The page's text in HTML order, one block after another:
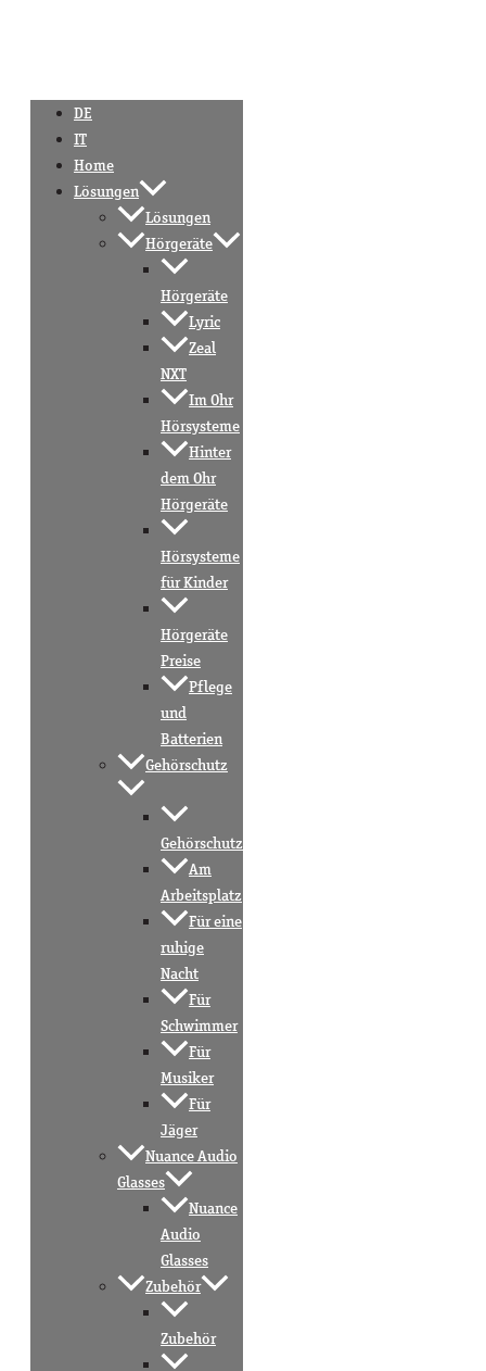
DE
IT
Home
Lösungen
Lösungen
Hörgeräte
Hörgeräte
Lyric
Zeal
NXT
Im Ohr
Hörsysteme
Hinter
dem Ohr
Hörgeräte
Hörsysteme
für Kinder
Hörgeräte
Preise
Pflege
und
Batterien
Gehörschutz
Gehörschutz
Am
Arbeitsplatz
Für eine
ruhige
Nacht
Für
Schwimmer
Für
Musiker
Für
Jäger
Nuance Audio
Glasses
Nuance
Audio
Glasses
Zubehör
Zubehör